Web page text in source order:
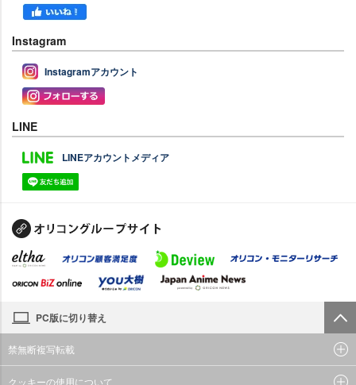
Instagram
Instagramアカウント
LINE
LINEアカウントメディア
PC版に切り替え
禁無断複写転載
クッキーの使用について